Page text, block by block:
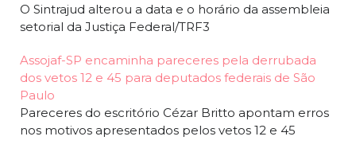
O Sintrajud alterou a data e o horário da assembleia
setorial da Justiça Federal/TRF3
Assojaf-SP encaminha pareceres pela derrubada
dos vetos 12 e 45 para deputados federais de São
Paulo
Pareceres do escritório Cézar Britto apontam erros
nos motivos apresentados pelos vetos 12 e 45